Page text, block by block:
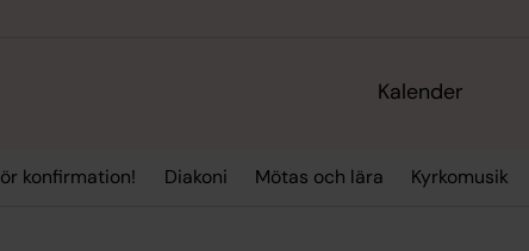
Kalender
konfirmation! Diakoni Mötas och lära Kyrkomusik